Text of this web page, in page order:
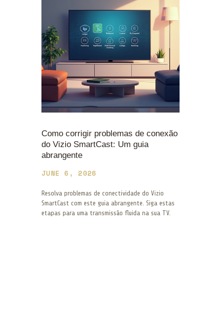
Como corrigir problemas de conexão
do Vizio SmartCast: Um guia
abrangente
JUNE 6, 2026
Resolva problemas de conectividade do Vizio
SmartCast com este guia abrangente. Siga estas
etapas para uma transmissão fluida na sua TV.